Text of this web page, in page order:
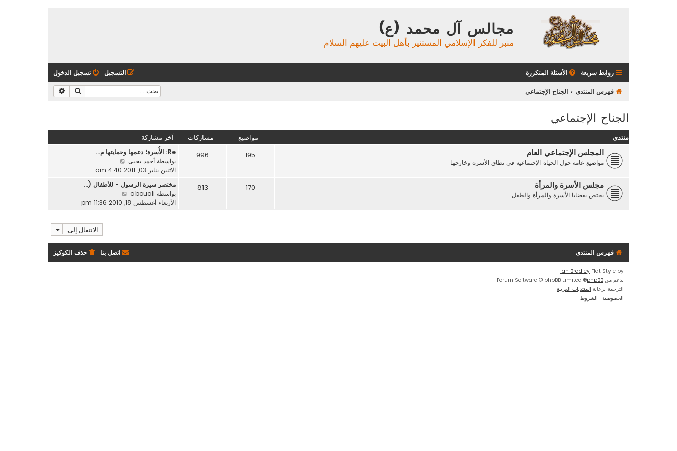
مجالس آل محمد (ع)
منبر للفكر الإسلامي المستنير بأهل البيت عليهم السلام
روابط سريعة الأسئلة المتكررة تسجيل الدخول التسجيل
فهرس المنتدى الجناح الإجتماعي بحث
الجناح الإجتماعي
منتدى مواضيع مشاركات آخر مشاركة
المجلس الإجتماعي العام
مواضيع عامة حول الحياة الإجتماعية في نطاق الأسرة وخارجها
195
996
Re: الأُسرة؛ دعمها وحمايتها م…
بواسطة أحمد يحيى
ا
د
خ
ا
ر
ك
الاثنين يناير 03, 2011 4:40 am
مجلس الأسرة والمرأة
يختص بقضايا الأسرة والمرأة والطفل
170
813
مختصر سيرة الرسول - للأطفال (…
بواسطة abouali
ا
م
الأربعاء أغسطس 18, 2010 11:36 pm
الانتقال إلى
فهرس المنتدى حذف الكوكيز اتصل بنا
Flat Style by
Ian Bradley
بدعم من phpBB
® Forum Software © phpBB Limited
الترجمة برعاية المنتديات العربية
الخصوصية | الشروط